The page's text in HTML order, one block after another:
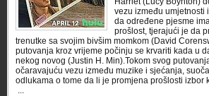
vezu između umjetnosti
da određene pjesme
prošlost, tjerajući je da
trenutke sa svojim bivšim momkom (David
putovanja kroz vrijeme počinju se krvariti kada u
nekog novog (Justin H. Min).Tokom svog
očaravajuću vezu između muzike i sjećanja,
odlukama o tome da li je promjena prošlosti
​ ...